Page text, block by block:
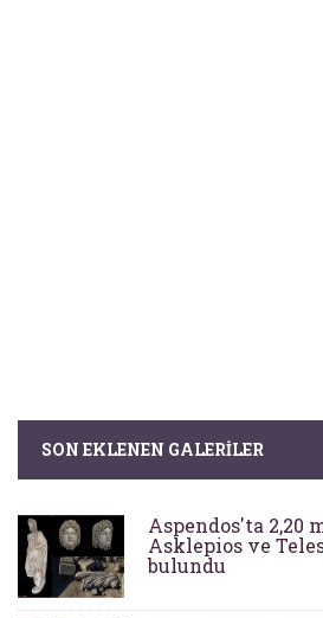
SON EKLENEN GALERILER
Aspendos'ta 2,20
Asklepios ve
bulundu